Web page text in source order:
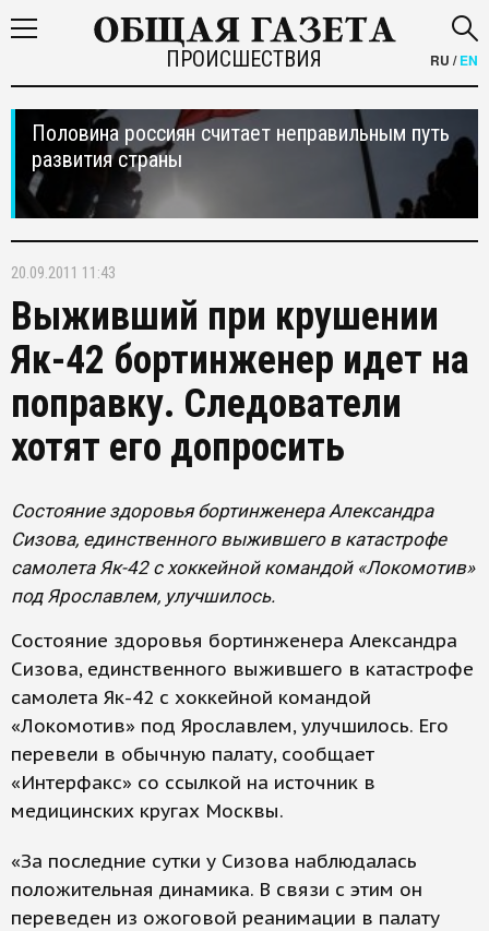
ПРОИСШЕСТВИЯ RU /EN
Половина россиян считает неправильным путь
развития страны
20.09.2011 11:43
Выживший при крушении
Як-42 бортинженер идет на
поправку. Следователи
хотят его допросить
Состояние здоровья бортинженера Александра
Сизова, единственного выжившего в катастрофе
самолета Як-42 с хоккейной командой «Локомотив»
под Ярославлем, улучшилось.
Состояние здоровья бортинженера Александра
Сизова, единственного выжившего в катастрофе
самолета Як-42 с хоккейной командой
«Локомотив» под Ярославлем, улучшилось. Его
перевели в обычную палату, сообщает
«Интерфакс» со ссылкой на источник в
медицинских кругах Москвы.
«За последние сутки у Сизова наблюдалась
положительная динамика. В связи с этим он
переведен из ожоговой реанимации в палату